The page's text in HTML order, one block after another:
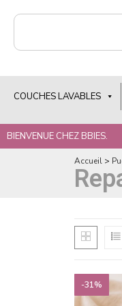
COUCHES LAVABLES
BIENVENUE CHEZ BBIES.
Accueil >
-31%